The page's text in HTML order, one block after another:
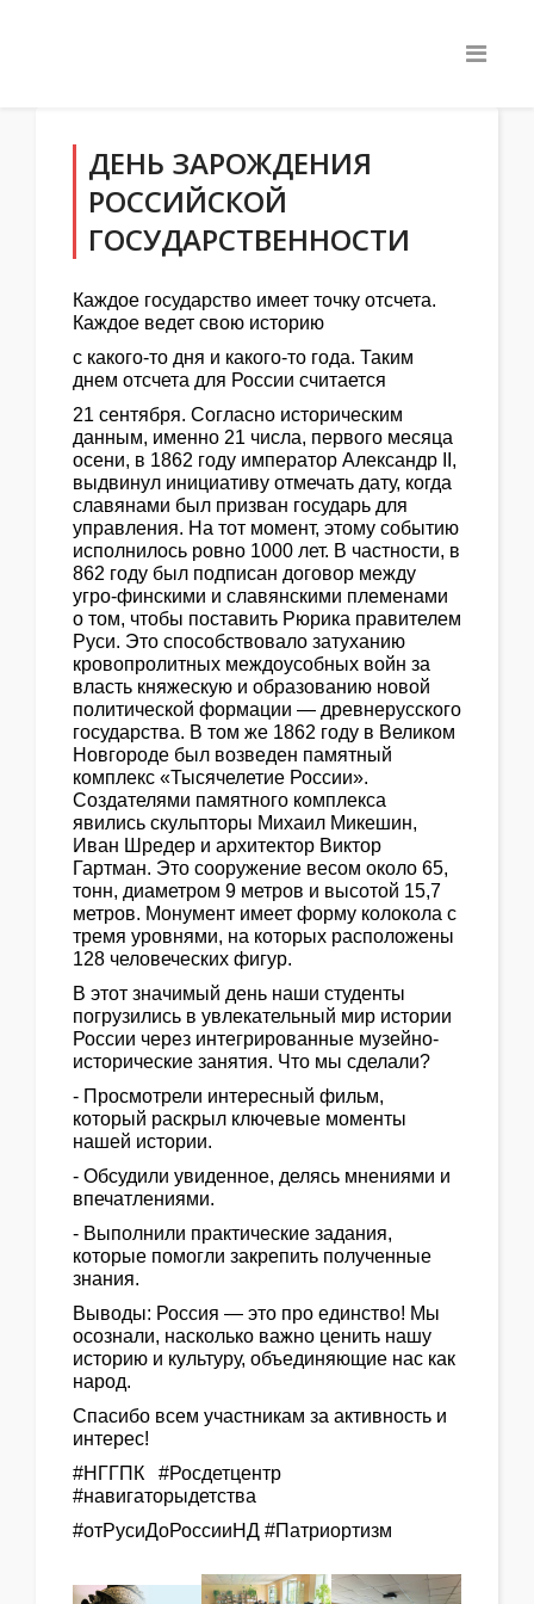
ДЕНЬ ЗАРОЖДЕНИЯ
РОССИЙСКОЙ
ГОСУДАРСТВЕННОСТИ
Каждое государство имеет точку отсчета.
Каждое ведет свою историю
с какого-то дня и какого-то года. Таким
днем отсчета для России считается
21 сентября. Согласно историческим
данным, именно 21 числа, первого месяца
осени, в 1862 году император Александр II,
выдвинул инициативу отмечать дату, когда
славянами был призван государь для
управления. На тот момент, этому событию
исполнилось ровно 1000 лет. В частности, в
862 году был подписан договор между
угро-финскими и славянскими племенами
о том, чтобы поставить Рюрика правителем
Руси. Это способствовало затуханию
кровопролитных междоусобных войн за
власть княжескую и образованию новой
политической формации — древнерусского
государства. В том же 1862 году в Великом
Новгороде был возведен памятный
комплекс «Тысячелетие России».
Создателями памятного комплекса
явились скульпторы Михаил Микешин,
Иван Шредер и архитектор Виктор
Гартман. Это сооружение весом около 65,
тонн, диаметром 9 метров и высотой 15,7
метров. Монумент имеет форму колокола с
тремя уровнями, на которых расположены
128 человеческих фигур.
В этот значимый день наши студенты
погрузились в увлекательный мир истории
России через интегрированные музейно-
исторические занятия. Что мы сделали?
- Просмотрели интересный фильм,
который раскрыл ключевые моменты
нашей истории.
- Обсудили увиденное, делясь мнениями и
впечатлениями.
- Выполнили практические задания,
которые помогли закрепить полученные
знания.
Выводы: Россия — это про единство! Мы
осознали, насколько важно ценить нашу
историю и культуру, объединяющие нас как
народ.
Спасибо всем участникам за активность и
интерес!
#НГГПК #Росдетцентр
#навигаторыдетства
#отРусиДоРоссииНД #Патриортизм